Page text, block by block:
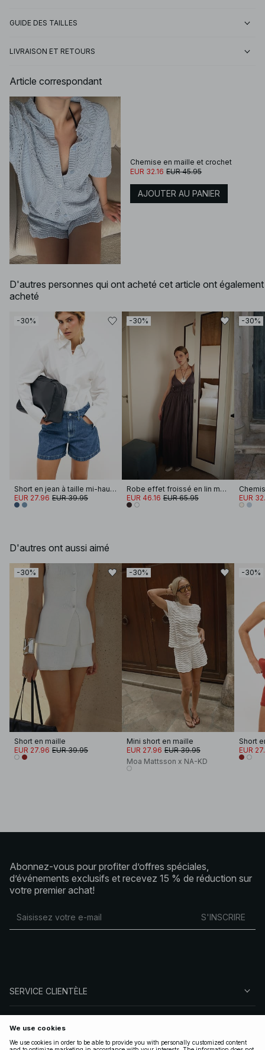
GUIDE DES TAILLES
LIVRAISON ET RETOURS
Article correspondant
Chemise en maille et crochet
EUR 32.16 EUR 45.95
AJOUTER AU PANIER
D'autres personnes qui ont acheté cet article ont également
acheté
-30%
Short en jean à taille mi-haute
EUR 27.96 EUR 39.95
-30%
Robe effet froissé en lin mélangé à bretelles amples
EUR 46.16 EUR 65.95
-30%
EUR
D'autres ont aussi aimé
-30%
Short en maille
EUR 27.96 EUR 39.95
-30%
Mini short en maille
EUR 27.96 EUR 39.95
Moa Mattsson x NA-KD
-30%
Short
EUR
Abonnez-vous pour profiter d’offres spéciales,
d’événements exclusifs et recevez 15 % de réduction sur
votre premier achat!
S'INSCRIRE
SERVICE CLIENTÈLE